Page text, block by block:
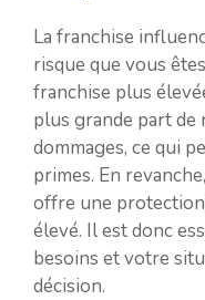
La franchise
risque que vous
franchise plus
plus grande part de
dommages, ce qui
primes. En
offre une protection
élevé. Il est donc
besoins et votre
décision.